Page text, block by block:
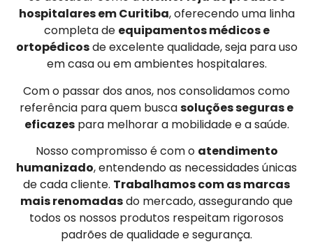
hospitalares em Curitiba, oferecendo uma linha
completa de equipamentos médicos e
ortopédicosde excelente qualidade, seja para uso
em casa ou em ambientes hospitalares.
Com o passar dos anos, nos consolidamos como
referência para quem buscasoluções seguras e
eficazespara melhorar a mobilidade e a saúde.
Nosso compromisso é com o atendimento
humanizado, entendendo as necessidades únicas
de cada cliente. Trabalhamos com as marcas
mais renomadasdo mercado, assegurando que
todos os nossos produtos respeitam rigorosos
padrões de qualidade e segurança.